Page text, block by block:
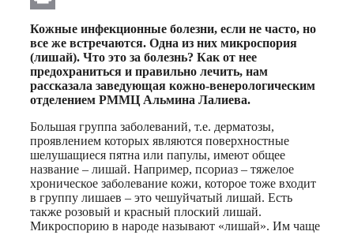
Print
Кожные инфекционные болезни, если не часто, но
все же встречаются. Одна из них микроспория
(лишай). Что это за болезнь? Как от нее
предохраниться и правильно лечить, нам
рассказала заведующая кожно-венерологическим
отделением РММЦ Альмина Лалиева.
Большая группа заболеваний, т.е. дерматозы,
проявлением которых являются поверхностные
шелушащиеся пятна или папулы, имеют общее
название – лишай. Например, псориаз – тяжелое
хроническое заболевание кожи, которое тоже входит
в группу лишаев – это чешуйчатый лишай. Есть
также розовый и красный плоский лишай.
Микроспорию в народе называют «лишай». Им чаще